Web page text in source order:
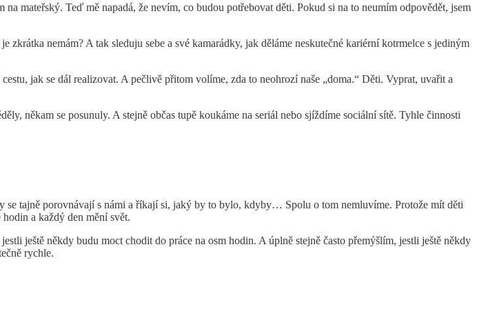
mateřský. Teď mě napadá, že nevím, co budou potřebovat děti. Pokud si na to neumím odpovědět, jsem
nemám? A tak sleduju sebe a své kamarádky, jak děláme neskutečné kariérní kotrmelce s jediným
jak se dál realizovat. A pečlivě přitom volíme, zda to neohrozí naše „doma.“ Děti. Vyprat, uvařit a
někam se posunuly. A stejně občas tupě koukáme na seriál nebo sjíždíme sociální sítě. Tyhle činnosti
tajně porovnávají s námi a říkají si, jaký by to bylo, kdyby… Spolu o tom nemluvíme. Protože mít děti
a každý den mění svět.
ještě někdy budu moct chodit do práce na osm hodin. A úplně stejně často přemýšlím, jestli ještě někdy
rychle.